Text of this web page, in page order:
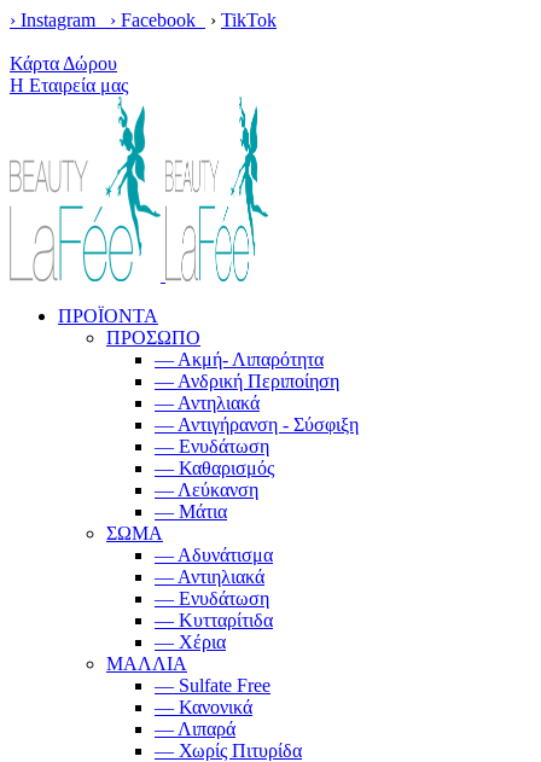
› Instagram › Facebook › TikTok
Κάρτα Δώρου
Η Εταιρεία μας
ΠΡΟΪΟΝΤΑ
ΠΡΟΣΩΠΟ
— Ακμή- Λιπαρότητα
— Ανδρική Περιποίηση
— Αντηλιακά
— Αντιγήρανση - Σύσφιξη
— Ενυδάτωση
— Καθαρισμός
— Λεύκανση
— Μάτια
ΣΩΜΑ
— Αδυνάτισμα
— Αντιηλιακά
— Ενυδάτωση
— Κυτταρίτιδα
— Χέρια
ΜΑΛΛΙΑ
— Sulfate Free
— Κανονικά
— Λιπαρά
— Χωρίς Πιτυρίδα